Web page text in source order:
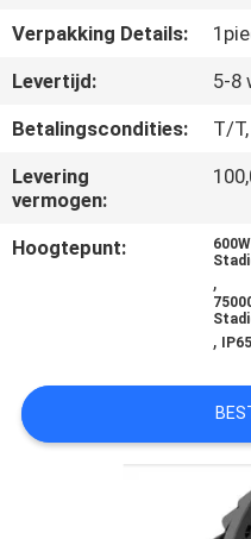
CONTACTEER
ONS
GEVALLEN
PRIVACYBELEID
Verpakking Details:
Levertijd:
5-8
Betalingscondities:
T/
Levering
vermogen:
Hoogtepunt:
,
,